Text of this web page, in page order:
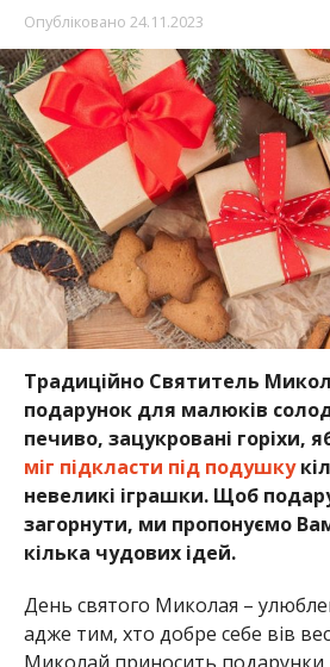
Опубліковано 24.11.2023
Традиційно Святитель
подарунок для малюків
печиво, зацукровані горіхи,
міг підкласти під подушку
невеликі іграшки. Щоб
загорнути, ми пропонуємо
кілька чудових ідей.
День святого Миколая –
адже тим, хто добре себе вів
Миколай приносить